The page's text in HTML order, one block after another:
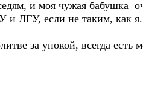
и моя чужая бабушка
и ЛГУ, если не таким, как
за упокой, всегда есть